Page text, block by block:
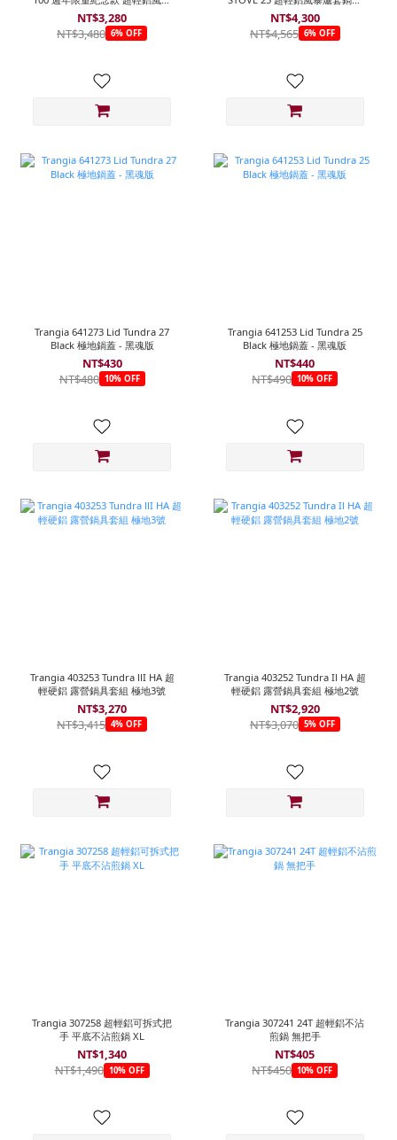
爐套鍋組
NT$3,280
NT$3,480 6% OFF
紅色特別版
NT$4,300
NT$4,565 6% OFF
Trangia 641273 Lid Tundra 27
Black 極地鍋蓋 - 黑魂版
NT$430
NT$480 10% OFF
Trangia 641253 Lid Tundra 25
Black 極地鍋蓋 - 黑魂版
NT$440
NT$490 10% OFF
Trangia 403253 Tundra llI HA 超
輕硬鋁 露營鍋具套組 極地3號
NT$3,270
NT$3,415 4% OFF
Trangia 403252 Tundra Il HA 超
輕硬鋁 露營鍋具套組 極地2號
NT$2,920
NT$3,070 5% OFF
Trangia 307258 超輕鋁可拆式把
手 平底不沾煎鍋 XL
NT$1,340
NT$1,490 10% OFF
Trangia 307241 24T 超輕鋁不沾
煎鍋 無把手
NT$405
NT$450 10% OFF